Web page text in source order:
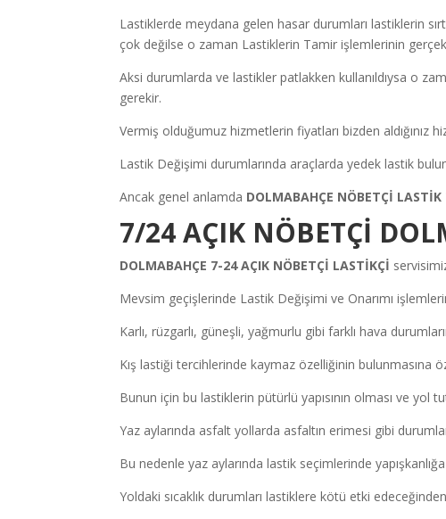
Lastiklerde meydana gelen hasar durumları lastiklerin
çok değilse o zaman Lastiklerin Tamir işlemlerinin
Aksi durumlarda ve lastikler patlakken kullanıldıysa o
gerekir.
Vermiş olduğumuz hizmetlerin fiyatları bizden aldığınız
Lastik Değişimi durumlarında araçlarda yedek lastik
Ancak genel anlamda DOLMABAHÇE NÖBETÇİ
7/24 AÇIK NÖBETÇİ
DOLMABAHÇE 7-24 AÇIK NÖBETÇİ LASTİKÇİ
Mevsim geçişlerinde Lastik Değişimi ve Onarımı
Karlı, rüzgarlı, güneşli, yağmurlu gibi farklı hava
Kış lastiği tercihlerinde kaymaz özelliğinin bulunmasına
Bunun için bu lastiklerin pütürlü yapısının olması ve yol
Yaz aylarında asfalt yollarda asfaltın erimesi gibi
Bu nedenle yaz aylarında lastik seçimlerinde
Yoldaki sıcaklık durumları lastiklere kötü etki